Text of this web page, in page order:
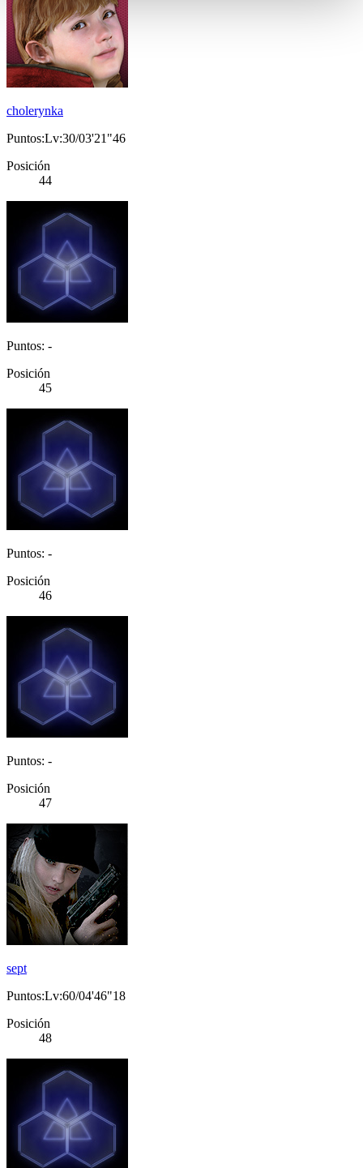
cholerynka
Puntos:Lv:30/03'21"46
Posición
44
Puntos: -
Posición
45
Puntos: -
Posición
46
Puntos: -
Posición
47
sept
Puntos:Lv:60/04'46"18
Posición
48